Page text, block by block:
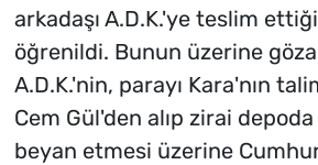
arkadaşı A.D.K.'ye teslim
öğrenildi. Bunun üzerine
A.D.K.'nin, parayı Kara'nın
Cem Gül'den alıp zirai depoda
beyan etmesi üzerine